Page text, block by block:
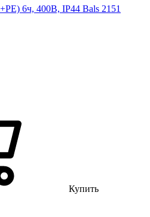
6ч, 400В, IP44 Bals 2151
Купить